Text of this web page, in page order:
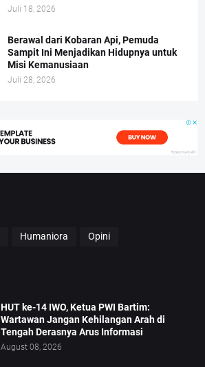
Juli 18, 2026
Berawal dari Kobaran Api, Pemuda
Sampit Ini Menjadikan Hidupnya untuk
Misi Kemanusiaan
Juli 28, 2026
Humaniora Opini
HUT ke-14 IWO, Ketua PWI Bartim:
Wartawan Jangan Kehilangan Arah di
Tengah Derasnya Arus Informasi
August 08, 2026